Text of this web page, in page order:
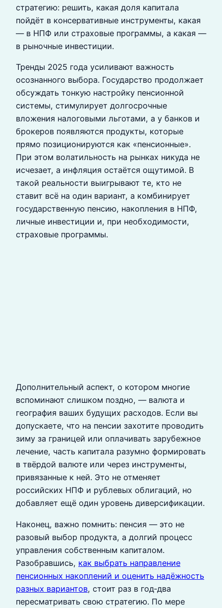
стратегию: решить, какая доля капитала
пойдёт в консервативные инструменты, какая
— в НПФ или страховые программы, а какая —
в рыночные инвестиции.
Тренды 2025 года усиливают важность
осознанного выбора. Государство продолжает
обсуждать тонкую настройку пенсионной
системы, стимулирует долгосрочные
вложения налоговыми льготами, а у банков и
брокеров появляются продукты, которые
прямо позиционируются как «пенсионные».
При этом волатильность на рынках никуда не
исчезает, а инфляция остаётся ощутимой. В
такой реальности выигрывают те, кто не
ставит всё на один вариант, а комбинирует
государственную пенсию, накопления в НПФ,
личные инвестиции и, при необходимости,
страховые программы.
Дополнительный аспект, о котором многие
вспоминают слишком поздно, — валюта и
география ваших будущих расходов. Если вы
допускаете, что на пенсии захотите проводить
зиму за границей или оплачивать зарубежное
лечение, часть капитала разумно формировать
в твёрдой валюте или через инструменты,
привязанные к ней. Это не отменяет
российских НПФ и рублевых облигаций, но
добавляет ещё один уровень диверсификации.
Наконец, важно помнить: пенсия — это не
разовый выбор продукта, а долгий процесс
управления собственным капиталом.
Разобравшись, как выбрать направление
пенсионных накоплений и оценить надёжность
разных вариантов, стоит раз в год‑два
пересматривать свою стратегию. По мере